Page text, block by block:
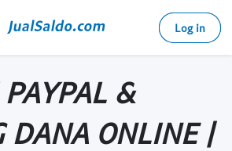
Log in
&
DANA ONLINE |